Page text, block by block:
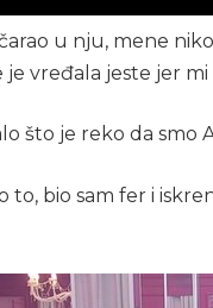
u nju, mene
vređala jeste jer
što je reko da smo
to, bio sam fer i